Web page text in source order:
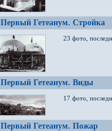
Первый Гетеанум. Стройка
23 фото,
Первый Гетеанум. Виды
17 фото,
Первый Гетеанум. Пожар